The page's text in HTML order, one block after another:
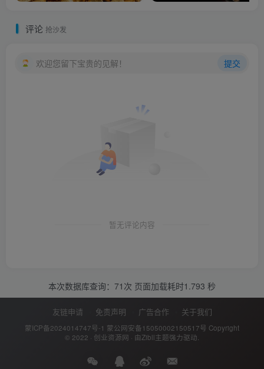
评论 抢沙发
欢迎您留下宝贵的见解！ 提交
暂无评论内容
本次数据库查询：71次 页面加载耗时1.793 秒
友链申请 免责声明 广告合作 关于我们
蒙ICP备2024014747号-1 蒙公网安备15050002150517号 Copyright
© 2022 · 创业资源网 · 由Zibll主题强力驱动.